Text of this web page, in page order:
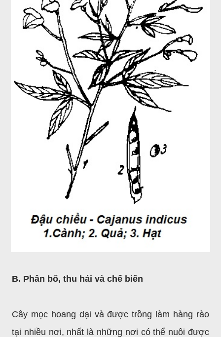
B. Phân bố, thu hái và chế biến
Cây mọc hoang dại và được trồng làm hàng rào
tại nhiều nơi, nhất là những nơi có thể nuôi được